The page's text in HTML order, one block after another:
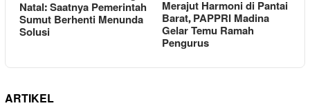
Natal: Saatnya Pemerintah
Sumut Berhenti Menunda
Solusi
Merajut Harmoni di Pantai
Barat, PAPPRI Madina
Gelar Temu Ramah
Pengurus
ARTIKEL